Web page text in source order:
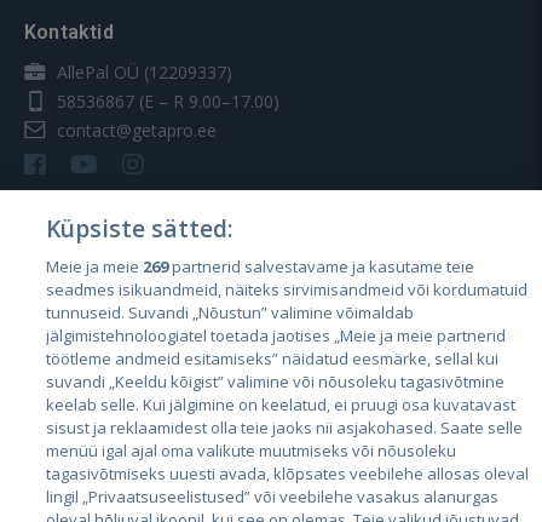
Kontaktid
AllePal OÜ (12209337)
58536867 (E – R 9.00–17.00)
contact@getapro.ee
Riigid
Eesti
Läti
Leedu
Küpsiste sätted:
Meie ja meie 269partnerid salvestavame ja kasutame teie
seadmes isikuandmeid, näiteks sirvimisandmeid või kordumatuid
tunnuseid. Suvandi „Nõustun” valimine võimaldab
jälgimistehnoloogiatel toetada jaotises „Meie ja meie partnerid
töötleme andmeid esitamiseks” näidatud eesmärke, sellal kui
suvandi „Keeldu kõigist” valimine või nõusoleku tagasivõtmine
keelab selle. Kui jälgimine on keelatud, ei pruugi osa kuvatavast
sisust ja reklaamidest olla teie jaoks nii asjakohased. Saate selle
menüü igal ajal oma valikute muutmiseks või nõusoleku
tagasivõtmiseks uuesti avada, klõpsates veebilehe allosas oleval
lingil „Privaatsuseelistused” või veebilehe vasakus alanurgas